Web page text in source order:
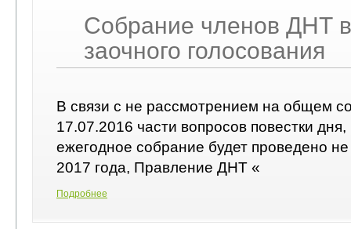
Собрание членов ДНТ
заочного голосования
В связи с не рассмотрением на общем
17.07.2016 части вопросов повестки
ежегодное собрание будет проведено
2017 года, Правление ДНТ «
Подробнее